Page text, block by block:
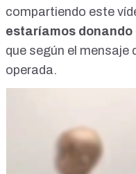
compartiendo este
estaríamos
que según el mensaje
operada.